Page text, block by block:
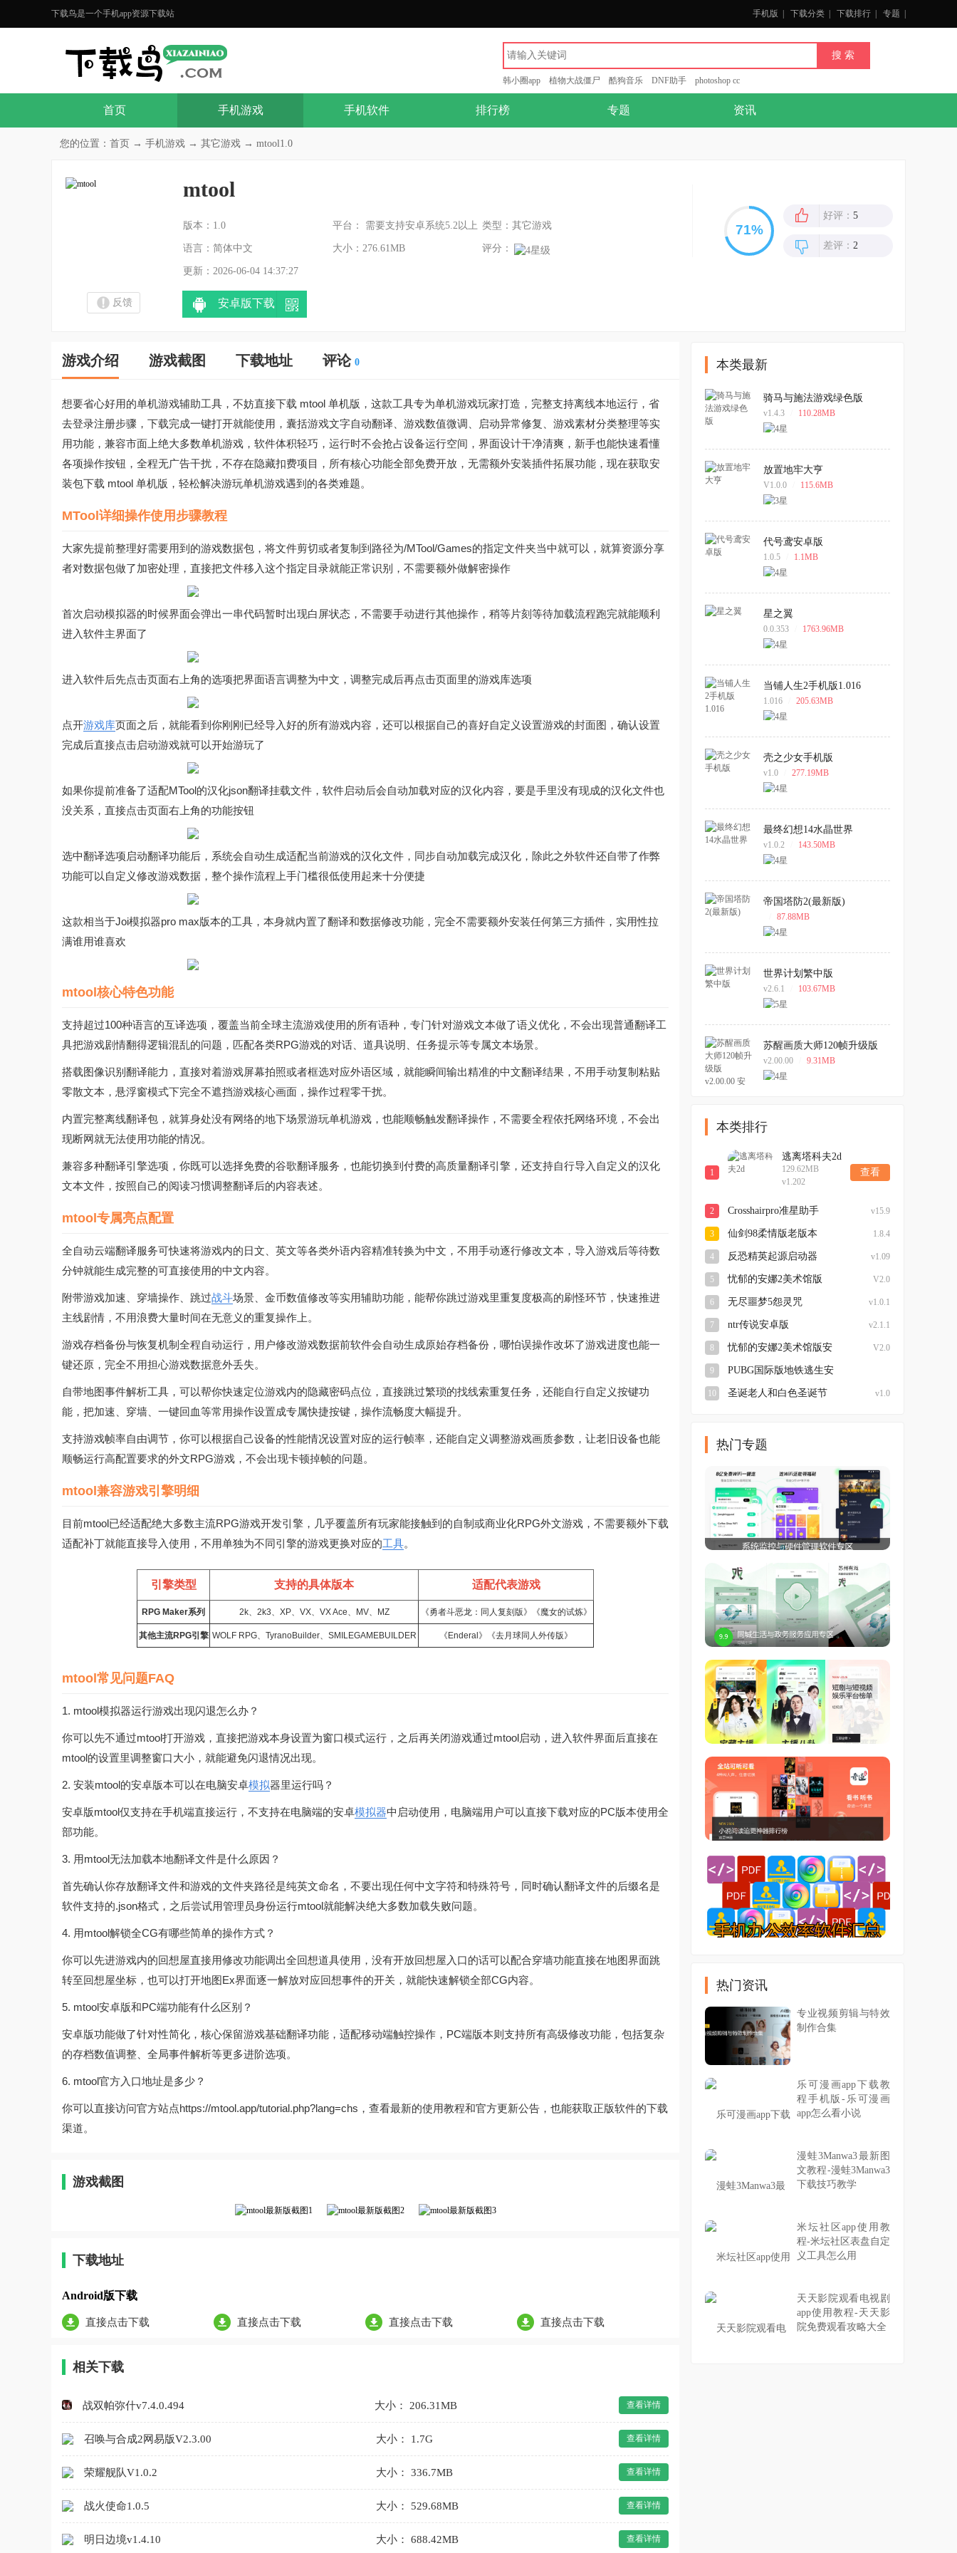
下载鸟是一个手机app资源下载站 手机版 下载分类 下载排行 专题
韩小圈app 植物大战僵尸 酷狗音乐 DNF助手 photoshop cc
首页 手机游戏 手机软件 排行榜 专题 资讯
您的位置： 首页 → 手机游戏 → 其它游戏 → mtool1.0
mtool
版本：1.0 平台： 需要支持安卓系统5.2以上 类型：其它游戏
语言：简体中文 大小：276.61MB 评分：
更新：2026-06-04 14:37:27
反馈 安卓版下载
好评： 5
差评： 2
游戏介绍 游戏截图 下载地址 评论 0
想要省心好用的单机游戏辅助工具，不妨直接下载 mtool 单机版，这款工具专为单机游戏玩家打造，完整支持离线本地运行，省
去登录注册步骤，下载完成一键打开就能使用，囊括游戏文字自动翻译、游戏数值微调、启动异常修复、游戏素材分类整理等实
用功能，兼容市面上绝大多数单机游戏，软件体积轻巧，运行时不会抢占设备运行空间，界面设计干净清爽，新手也能快速看懂
各项操作按钮，全程无广告干扰，不存在隐藏扣费项目，所有核心功能全部免费开放，无需额外安装插件拓展功能，现在获取安
装包下载 mtool 单机版，轻松解决游玩单机游戏遇到的各类难题。
MTool详细操作使用步骤教程
大家先提前整理好需要用到的游戏数据包，将文件剪切或者复制到路径为/MTool/Games的指定文件夹当中就可以，就算资源分享
者对数据包做了加密处理，直接把文件移入这个指定目录就能正常识别，不需要额外做解密操作
首次启动模拟器的时候界面会弹出一串代码暂时出现白屏状态，不需要手动进行其他操作，稍等片刻等待加载流程跑完就能顺利
进入软件主界面了
进入软件后先点击页面右上角的选项把界面语言调整为中文，调整完成后再点击页面里的游戏库选项
点开游戏库页面之后，就能看到你刚刚已经导入好的所有游戏内容，还可以根据自己的喜好自定义设置游戏的封面图，确认设置
完成后直接点击启动游戏就可以开始游玩了
如果你提前准备了适配MTool的汉化json翻译挂载文件，软件启动后会自动加载对应的汉化内容，要是手里没有现成的汉化文件也
没关系，直接点击页面右上角的功能按钮
选中翻译选项启动翻译功能后，系统会自动生成适配当前游戏的汉化文件，同步自动加载完成汉化，除此之外软件还自带了作弊
功能可以自定义修改游戏数据，整个操作流程上手门槛很低使用起来十分便捷
这款相当于Joi模拟器pro max版本的工具，本身就内置了翻译和数据修改功能，完全不需要额外安装任何第三方插件，实用性拉
满谁用谁喜欢
mtool核心特色功能
支持超过100种语言的互译选项，覆盖当前全球主流游戏使用的所有语种，专门针对游戏文本做了语义优化，不会出现普通翻译工
具把游戏剧情翻得逻辑混乱的问题，匹配各类RPG游戏的对话、道具说明、任务提示等专属文本场景。
搭载图像识别翻译能力，直接对着游戏屏幕拍照或者框选对应外语区域，就能瞬间输出精准的中文翻译结果，不用手动复制粘贴
零散文本，悬浮窗模式下完全不遮挡游戏核心画面，操作过程零干扰。
内置完整离线翻译包，就算身处没有网络的地下场景游玩单机游戏，也能顺畅触发翻译操作，不需要全程依托网络环境，不会出
现断网就无法使用功能的情况。
兼容多种翻译引擎选项，你既可以选择免费的谷歌翻译服务，也能切换到付费的高质量翻译引擎，还支持自行导入自定义的汉化
文本文件，按照自己的阅读习惯调整翻译后的内容表述。
mtool专属亮点配置
全自动云端翻译服务可快速将游戏内的日文、英文等各类外语内容精准转换为中文，不用手动逐行修改文本，导入游戏后等待数
分钟就能生成完整的可直接使用的中文内容。
附带游戏加速、穿墙操作、跳过战斗场景、金币数值修改等实用辅助功能，能帮你跳过游戏里重复度极高的刷怪环节，快速推进
主线剧情，不用浪费大量时间在无意义的重复操作上。
游戏存档备份与恢复机制全程自动运行，用户修改游戏数据前软件会自动生成原始存档备份，哪怕误操作改坏了游戏进度也能一
键还原，完全不用担心游戏数据意外丢失。
自带地图事件解析工具，可以帮你快速定位游戏内的隐藏密码点位，直接跳过繁琐的找线索重复任务，还能自行自定义按键功
能，把加速、穿墙、一键回血等常用操作设置成专属快捷按键，操作流畅度大幅提升。
支持游戏帧率自由调节，你可以根据自己设备的性能情况设置对应的运行帧率，还能自定义调整游戏画质参数，让老旧设备也能
顺畅运行高配置要求的外文RPG游戏，不会出现卡顿掉帧的问题。
mtool兼容游戏引擎明细
目前mtool已经适配绝大多数主流RPG游戏开发引擎，几乎覆盖所有玩家能接触到的自制或商业化RPG外文游戏，不需要额外下载
适配补丁就能直接导入使用，不用单独为不同引擎的游戏更换对应的工具。
引擎类型 支持的具体版本 适配代表游戏
RPG Maker系列 2k、2k3、XP、VX、VX Ace、MV、MZ 《勇者斗恶龙：同人复刻版》《魔女的试炼》
其他主流RPG引擎 WOLF RPG、TyranoBuilder、SMILEGAMEBUILDER 《Enderal》《去月球同人外传版》
mtool常见问题FAQ
1. mtool模拟器运行游戏出现闪退怎么办？
你可以先不通过mtool打开游戏，直接把游戏本身设置为窗口模式运行，之后再关闭游戏通过mtool启动，进入软件界面后直接在
mtool的设置里调整窗口大小，就能避免闪退情况出现。
2. 安装mtool的安卓版本可以在电脑安卓模拟器里运行吗？
安卓版mtool仅支持在手机端直接运行，不支持在电脑端的安卓模拟器中启动使用，电脑端用户可以直接下载对应的PC版本使用全
部功能。
3. 用mtool无法加载本地翻译文件是什么原因？
首先确认你存放翻译文件和游戏的文件夹路径是纯英文命名，不要出现任何中文字符和特殊符号，同时确认翻译文件的后缀名是
软件支持的.json格式，之后尝试用管理员身份运行mtool就能解决绝大多数加载失败问题。
4. 用mtool解锁全CG有哪些简单的操作方式？
你可以先进游戏内的回想屋直接用修改功能调出全回想道具使用，没有开放回想屋入口的话可以配合穿墙功能直接在地图界面跳
转至回想屋坐标，也可以打开地图Ex界面逐一解放对应回想事件的开关，就能快速解锁全部CG内容。
5. mtool安卓版和PC端功能有什么区别？
安卓版功能做了针对性简化，核心保留游戏基础翻译功能，适配移动端触控操作，PC端版本则支持所有高级修改功能，包括复杂
的存档数值调整、全局事件解析等更多进阶选项。
6. mtool官方入口地址是多少？
你可以直接访问官方站点https://mtool.app/tutorial.php?lang=chs，查看最新的使用教程和官方更新公告，也能获取正版软件的下载
渠道。
游戏截图
下载地址
Android版下载
直接点击下载 直接点击下载 直接点击下载 直接点击下载
相关下载
战双帕弥什v7.4.0.494 大小： 206.31MB 查看详情
召唤与合成2网易版V2.3.00 大小： 1.7G 查看详情
荣耀舰队V1.0.2 大小： 336.7MB 查看详情
战火使命1.0.5 大小： 529.68MB 查看详情
明日边境v1.4.10 大小： 688.42MB 查看详情
本类最新
骑马与施法游戏绿色版
v1.4.3 110.28MB
放置地牢大亨
V1.0.0 115.6MB
代号鸢安卓版
1.0.5 1.1MB
星之翼
0.0.353 1763.96MB
当铺人生2手机版1.016
1.016 205.63MB
壳之少女手机版
v1.0 277.19MB
最终幻想14水晶世界
v1.0.2 143.50MB
帝国塔防2(最新版)
87.88MB
世界计划繁中版
v2.6.1 103.67MB
苏醒画质大师120帧升级版
v2.00.00 安卓版
v2.00.00 9.31MB
本类排行
1
逃离塔科夫2d
129.62MB
v1.202
查看
2 Crosshairpro准星助手 v15.9
3 仙剑98柔情版老版本 1.8.4
4 反恐精英起源启动器 v1.09
5 忧郁的安娜2美术馆版 V2.0
6 无尽噩梦5怨灵咒 v1.0.1
7 ntr传说安卓版 v2.1.1
8
忧郁的安娜2美术馆版安
V2.0
9
PUBG国际版地铁逃生安
10 圣诞老人和白色圣诞节 v1.0
热门专题
热门资讯
专业视频剪辑与特效
制作合集
乐可漫画app下载教
程手机版-乐可漫画
app怎么看小说
漫蛙3Manwa3最新图
文教程-漫蛙3Manwa3
下载技巧教学
米坛社区app使用教
程-米坛社区表盘自定
义工具怎么用
天天影院观看电视剧
app使用教程-天天影
院免费观看攻略大全